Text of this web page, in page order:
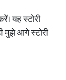
यह स्टोरी
मुझे आगे स्टोरी